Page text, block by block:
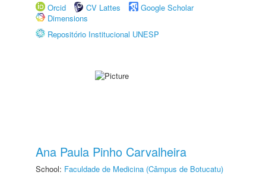
Orcid
CV Lattes
Google Scholar
Dimensions
Repositório Institucional UNESP
Ana Paula Pinho Carvalheira
School: Faculdade de Medicina (Câmpus de Botucatu)